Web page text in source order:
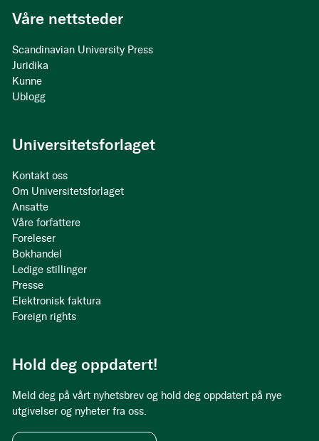
Våre nettsteder
Scandinavian University Press
Juridika
Kunne
Ublogg
Universitetsforlaget
Kontakt oss
Om Universitetsforlaget
Ansatte
Våre forfattere
Foreleser
Bokhandel
Ledige stillinger
Presse
Elektronisk faktura
Foreign rights
Hold deg oppdatert!
Meld deg på vårt nyhetsbrev og hold deg oppdatert på nye
utgivelser og nyheter fra oss.